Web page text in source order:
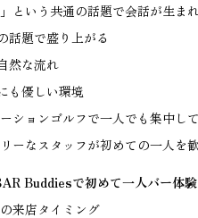
」という共通の話題で会話が生ま
話題で盛り上がる
然な流れ
も優しい環境
ションゴルフで一人でも集中し
ーなスタッフが初めての一人を
Buddiesで初めて一人バー体験
来店タイミング